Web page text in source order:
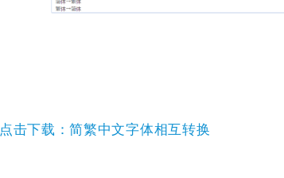
点击下载：简繁中文字体相互转换